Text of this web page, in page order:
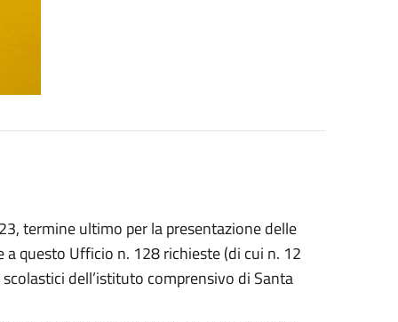
termine ultimo per la presentazione delle
a questo Ufficio n. 128 richieste (di cui n. 12
dell’istituto comprensivo di Santa